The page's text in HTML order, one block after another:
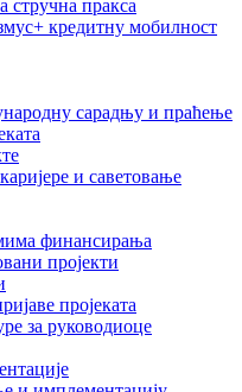
стручна пракса
кредитну мобилност
сарадњу и праћење
и саветовање
финансирања
пројекти
пројеката
за руководиоце